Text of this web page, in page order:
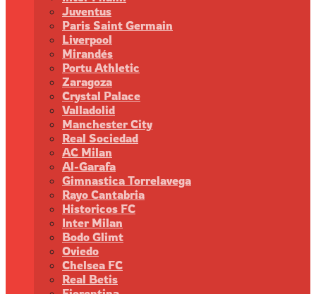
Juventus
Paris Saint Germain
Liverpool
Mirandés
Portu Athletic
Zaragoza
Crystal Palace
Valladolid
Manchester City
Real Sociedad
AC Milan
Al-Garafa
Gimnastica Torrelavega
Rayo Cantabria
Historicos FC
Inter Milan
Bodo Glimt
Oviedo
Chelsea FC
Real Betis